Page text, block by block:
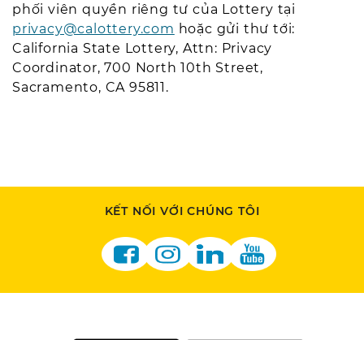
phối viên quyền riêng tư của Lottery tại
privacy@calottery.com hoặc gửi thư tới:
California State Lottery, Attn: Privacy
Coordinator, 700 North 10th Street,
Sacramento, CA 95811.
KẾT NỐI VỚI CHÚNG TÔI